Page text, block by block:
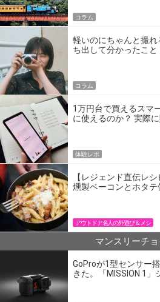
コラム
軽いのにちゃんと撮れ
ち出して分かったこと
コラム
1万円台で買えるスマ
に使えるのか？ 実際
体験レポ
【レジェンド直伝レ
燻製ベーコンとホタ
アウトドア名人の外遊び＆メシ
マンスリーチョ
GoProが1型センサー
きた。「MISSION 1